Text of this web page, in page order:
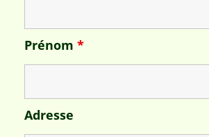
Prénom *
Adresse